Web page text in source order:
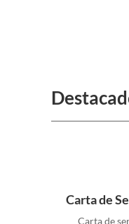
Carta de
Carta de